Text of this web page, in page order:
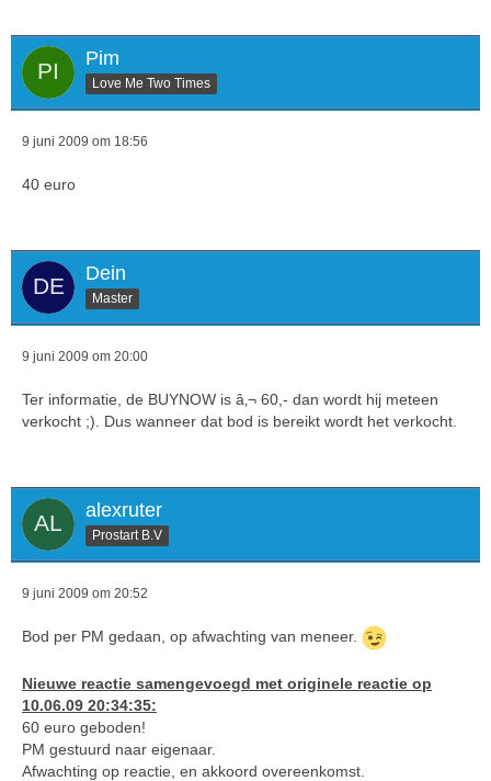
Pim
Love Me Two Times
9 juni 2009 om 18:56
40 euro
Dein
Master
9 juni 2009 om 20:00
Ter informatie, de BUYNOW is â‚¬ 60,- dan wordt hij meteen
verkocht ;). Dus wanneer dat bod is bereikt wordt het verkocht.
alexruter
Prostart B.V
9 juni 2009 om 20:52
Bod per PM gedaan, op afwachting van meneer.
Nieuwe reactie samengevoegd met originele reactie op
10.06.09 20:34:35:
60 euro geboden!
PM gestuurd naar eigenaar.
Afwachting op reactie, en akkoord overeenkomst.